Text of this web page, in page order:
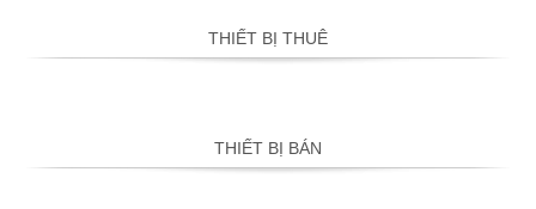
THIẾT BỊ THUÊ
THIẾT BỊ BÁN